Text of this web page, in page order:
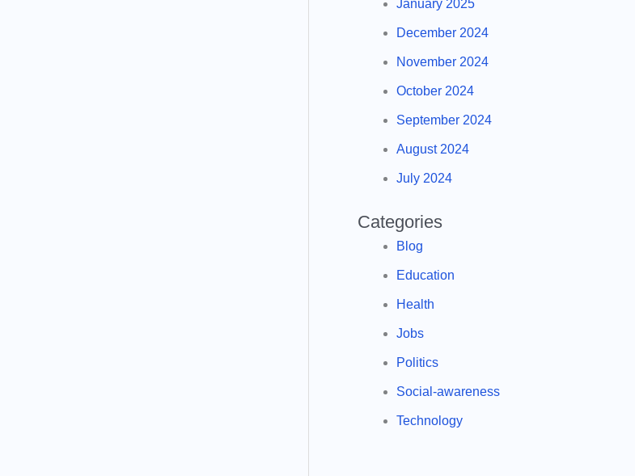
January 2025
December 2024
November 2024
October 2024
September 2024
August 2024
July 2024
Categories
Blog
Education
Health
Jobs
Politics
Social-awareness
Technology